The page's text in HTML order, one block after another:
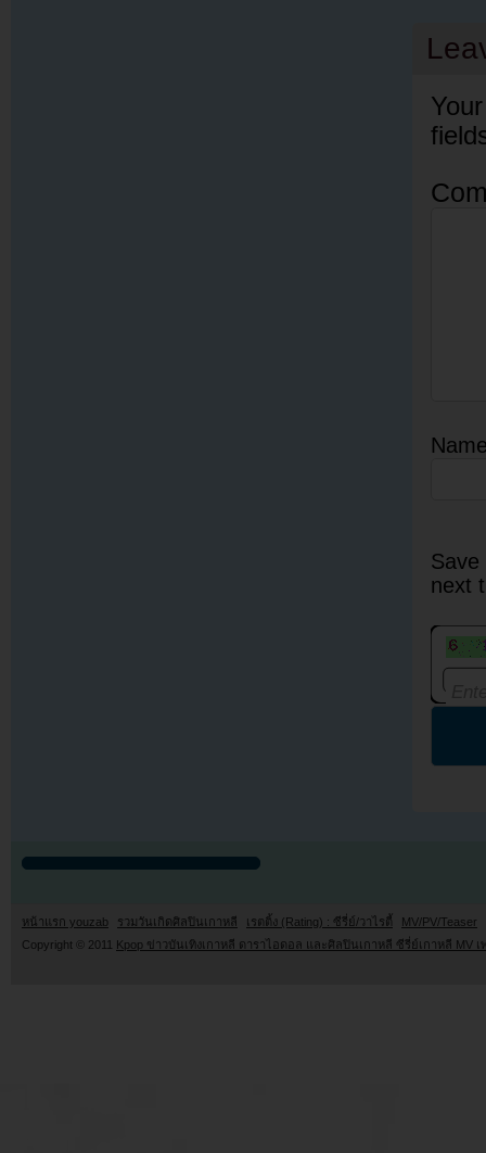
next
หน้าแรก youzab รวมวันเกิดศิลปินเกาหลี เรตติ้ง (Rating) : ซีรี่ย์/วาไรตี้
MV/PV/Teaser
Copyright © 2011 Kpop ข่าวบันเทิงเกาหลี ดาราไอดอล และศิลปินเกาหลี ซีรี่ย์เกาหลี MV